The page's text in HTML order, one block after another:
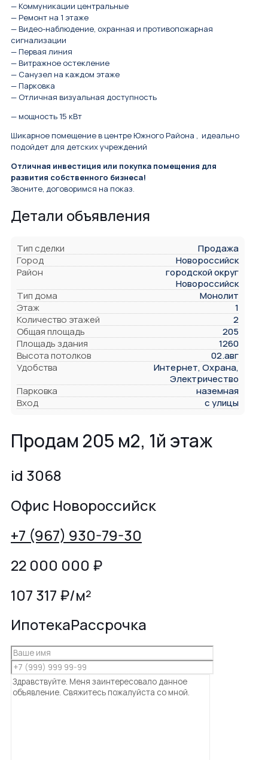
— Коммуникации центральные
— Ремонт на 1 этаже
— Видео-наблюдение, охранная и противопожарная
сигнализации
— Первая линия
— Витражное остекление
— Санузел на каждом этаже
— Парковка
— Отличная визуальная доступность
— мощность 15 кВт
Шикарное помещение в центре Южного Района , идеально
подойдет для детских учреждений
Отличная инвестиция или покупка помещения для
развития собственного бизнеса!
Звоните, договоримся на показ.
Детали объявления
Тип сделки
Продажа
Город
Новороссийск
Район
городской округ
Новороссийск
Тип дома
Монолит
Этаж
1
Количество этажей
2
Общая площадь
205
Площадь здания
1260
Высота потолков
02.авг
Удобства
Интернет, Охрана,
Электричество
Парковка
наземная
Вход
с улицы
Продам 205 м2, 1й этаж
id 3068
Офис Новороссийск
+7 (967) 930-79-30
22 000 000 ₽
107 317 ₽/м²
ИпотекаРассрочка